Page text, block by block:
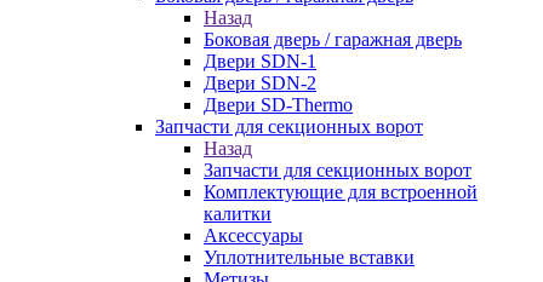
Назад
Боковая дверь / гаражная дверь
Двери SDN-1
Двери SDN-2
Двери SD-Thermo
Запчасти для секционных ворот
Назад
Запчасти для секционных ворот
Комплектующие для встроенной
калитки
Аксессуары
Уплотнительные вставки